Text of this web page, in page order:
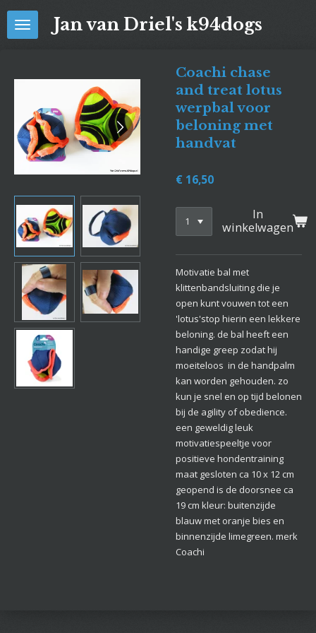
Ga
direct
Jan van Driel's k94dogs
Coachi chase
and treat lotus
werpbal voor
beloning met
handvat
€ 16,50
In
winkelwagen
Motivatie bal met
klittenbandsluiting die je
open kunt vouwen tot een
'lotus'stop hierin een lekkere
beloning. de bal heeft een
handige greep zodat hij
moeiteloos in de handpalm
kan worden gehouden. zo
kun je snel en op tijd belonen
bij de agility of obedience.
een geweldig leuk
motivatiespeeltje voor
positieve hondentraining
maat gesloten ca 10 x 12 cm
geopend is de doorsnee ca
19 cm kleur: buitenzijde
blauw met oranje bies en
binnenzijde limegreen. merk
Coachi